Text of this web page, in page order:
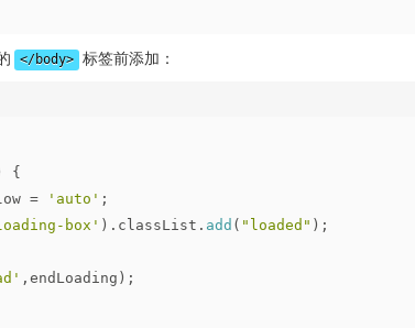
</body> 标签前添加：
{
= 'auto' ;
box' ). classList . add ( "loaded" );
,endLoading);